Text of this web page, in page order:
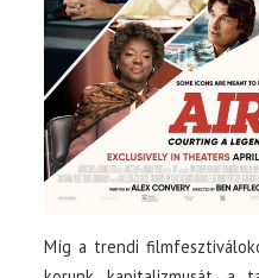
Míg a trendi